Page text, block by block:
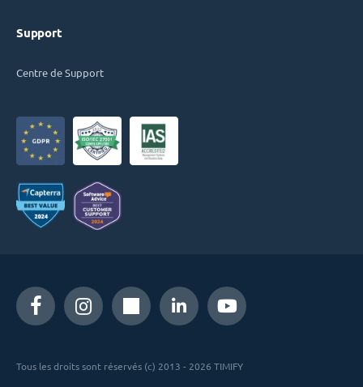
Support
Centre de Support
Tous les droits sont réservés (c) 2013 - 2026 TIMIFY